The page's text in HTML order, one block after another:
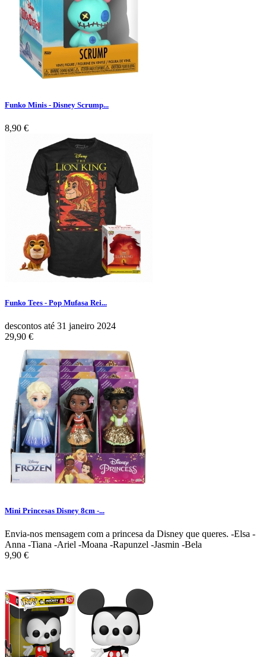
Funko Minis - Disney Scrump...
8,90 €
Funko Tees - Pop Mufasa Rei...
descontos até 31 janeiro 2024
29,90 €
Mini Princesas Disney 8cm -...
Envia-nos mensagem com a princesa da Disney que queres. -Elsa -
Anna -Tiana -Ariel -Moana -Rapunzel -Jasmin -Bela
9,90 €